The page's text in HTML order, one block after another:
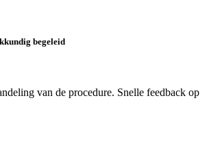
begeleid
van de procedure. Snelle feedback op